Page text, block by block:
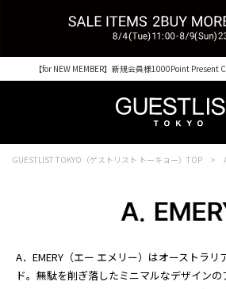
Shopping from outside Japan? Visit our
【for NEW MEMBER】新規会員様1000Point
GUESTLIST TOKYO（ゲストリスト トーキョー）TOP
A．EMERY（エー エメリー）はオーストラ
ド。無駄を削ぎ落したミニマルなデザイン